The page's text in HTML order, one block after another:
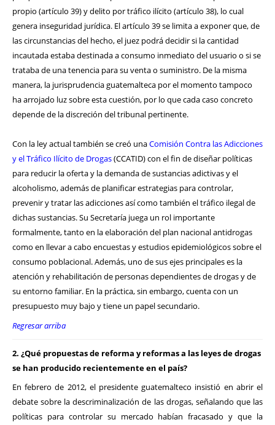
propio (artículo 39) y delito por tráfico ilícito (artículo 38), lo cual
genera inseguridad jurídica. El artículo 39 se limita a exponer que, de
las circunstancias del hecho, el juez podrá decidir si la cantidad
incautada estaba destinada a consumo inmediato del usuario o si se
trataba de una tenencia para su venta o suministro. De la misma
manera, la jurisprudencia guatemalteca por el momento tampoco
ha arrojado luz sobre esta cuestión, por lo que cada caso concreto
depende de la discreción del tribunal pertinente.
Con la ley actual también se creó unaComisión Contra las Adicciones
y el Tráfico Ilícito de Drogas(CCATID) con el fin de diseñar políticas
para reducir la oferta y la demanda de sustancias adictivas y el
alcoholismo, además de planificar estrategias para controlar,
prevenir y tratar las adicciones así como también el tráfico ilegal de
dichas sustancias. Su Secretaría juega un rol importante
formalmente, tanto en la elaboración del plan nacional antidrogas
como en llevar a cabo encuestas y estudios epidemiológicos sobre el
consumo poblacional. Además, uno de sus ejes principales es la
atención y rehabilitación de personas dependientes de drogas y de
su entorno familiar. En la práctica, sin embargo, cuenta con un
presupuesto muy bajo y tiene un papel secundario.
Regresar arriba
2. ¿Qué propuestas de reforma y reformas a las leyes de drogas
se han producido recientemente en el país?
En febrero de 2012, el presidente guatemalteco insistió en abrir el
debate sobre la descriminalización de las drogas, señalando que las
políticas para controlar su mercado habían fracasado y que la